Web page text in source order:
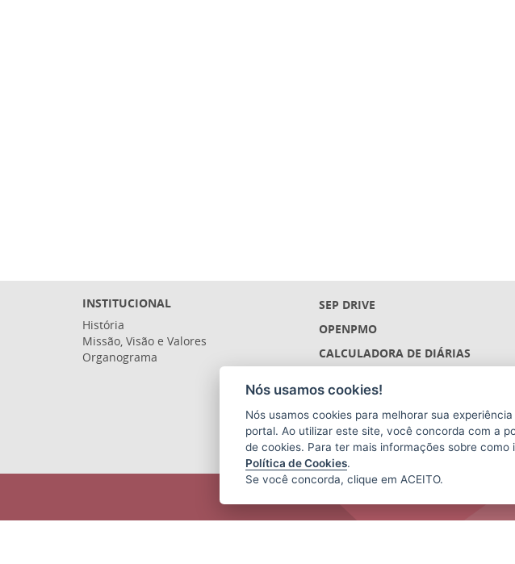
INSTITUCIONAL
História
Missão, Visão e Valores
Organograma
SEP DRIVE
OPENPMO
CALCULADORA DE DIÁRIAS
SIGES (DESCONTINUADO)
Nós usamos cookies!
Nós usamos cookies para melhorar sua
portal. Ao utilizar este site, você concorda com a
de cookies. Para ter mais informações sobre como
Política de Cookies.
Se você concorda, clique em ACEITO.